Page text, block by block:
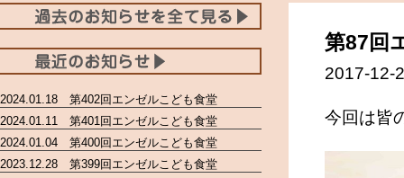
第87回
2017-12-
今回は皆
2024.01.18 第402回エンゼルこども食堂
2024.01.11 第401回エンゼルこども食堂
2024.01.04 第400回エンゼルこども食堂
2023.12.28 第399回エンゼルこども食堂